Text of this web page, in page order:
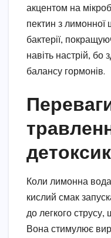
акцентом на
пектин з лимонної
бактерії,
навіть настрій,
балансу гормонів.
Коли лимонна
кислий смак
до легкого струсу,
Вона стимулює